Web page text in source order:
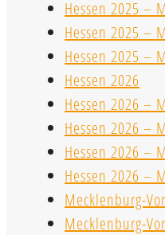
Hessen 2025 –
Hessen 2025 –
Hessen 2025 –
Hessen 2026
Hessen 2026 –
Hessen 2026 –
Hessen 2026 –
Hessen 2026 –
Mecklenburg-
Mecklenburg-